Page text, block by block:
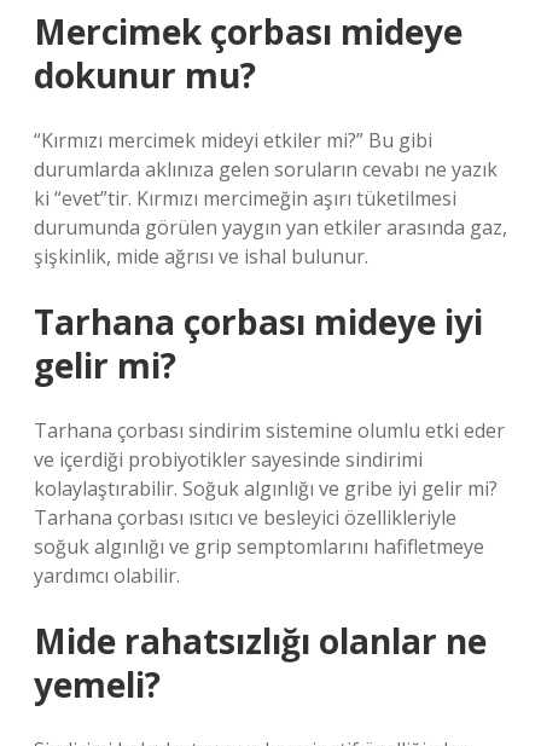
Mercimek çorbası mideye
dokunur mu?
“Kırmızı mercimek mideyi etkiler mi?” Bu gibi
durumlarda aklınıza gelen soruların cevabı ne yazık
ki “evet”tir. Kırmızı mercimeğin aşırı tüketilmesi
durumunda görülen yaygın yan etkiler arasında gaz,
şişkinlik, mide ağrısı ve ishal bulunur.
Tarhana çorbası mideye iyi
gelir mi?
Tarhana çorbası sindirim sistemine olumlu etki eder
ve içerdiği probiyotikler sayesinde sindirimi
kolaylaştırabilir. Soğuk algınlığı ve gribe iyi gelir mi?
Tarhana çorbası ısıtıcı ve besleyici özellikleriyle
soğuk algınlığı ve grip semptomlarını hafifletmeye
yardımcı olabilir.
Mide rahatsızlığı olanlar ne
yemeli?